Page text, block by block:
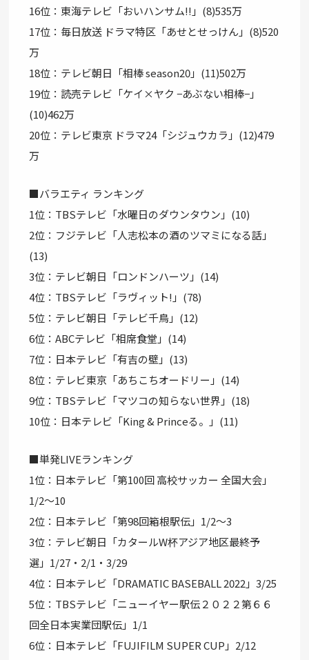
16位：東海テレビ「おいハンサム!!」(8)535万
17位：毎日放送 ドラマ特区「あせとせっけん」(8)520
万
18位：テレビ朝日「相棒 season20」(11)502万
19位：読売テレビ「ケイ×ヤク −あぶない相棒−」
(10)462万
20位：テレビ東京 ドラマ24「シジュウカラ」(12)479
万
■バラエティ ランキング
1位：TBSテレビ「水曜日のダウンタウン」(10)
2位：フジテレビ「人志松本の酒のツマミになる話」
(13)
3位：テレビ朝日「ロンドンハーツ」(14)
4位：TBSテレビ「ラヴィット!」(78)
5位：テレビ朝日「テレビ千鳥」(12)
6位：ABCテレビ「相席食堂」(14)
7位：日本テレビ「有吉の壁」(13)
8位：テレビ東京「あちこちオードリー」(14)
9位：TBSテレビ「マツコの知らない世界」(18)
10位：日本テレビ「King & Princeる。」(11)
■単発LIVEランキング
1位：日本テレビ「第100回 高校サッカー 全国大会」
1/2～10
2位：日本テレビ「第98回箱根駅伝」1/2～3
3位：テレビ朝日「カタールW杯アジア地区最終予
選」1/27・2/1・3/29
4位：日本テレビ「DRAMATIC BASEBALL 2022」3/25
5位：TBSテレビ「ニューイヤー駅伝２０２２第６６
回全日本実業団駅伝」1/1
6位：日本テレビ「FUJIFILM SUPER CUP」2/12